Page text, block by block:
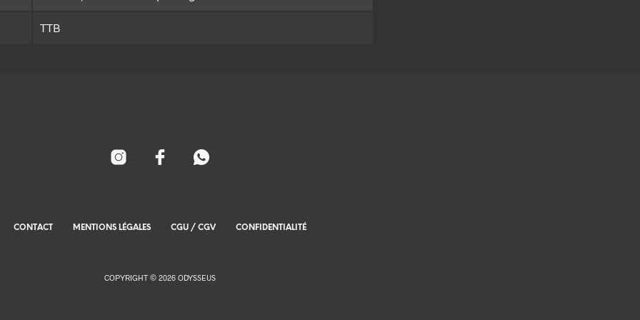
TTB
CONTACT MENTIONS LÉGALES CGU / CGV CONFIDENTIALITÉ
COPYRIGHT © 2026 ODYSSEUS